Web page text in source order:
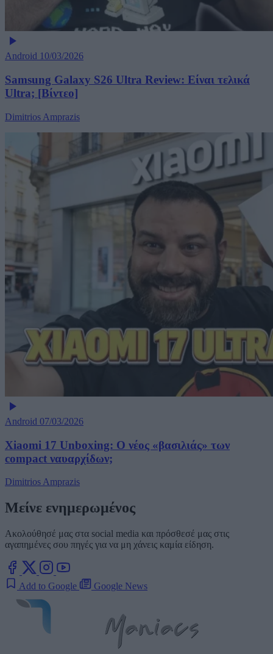
Android 10/03/2026
Samsung Galaxy S26 Ultra Review: Είναι τελικά
Ultra; [Βίντεο]
Dimitrios Amprazis
Android 07/03/2026
Xiaomi 17 Unboxing: Ο νέος «βασιλιάς» των
compact ναυαρχίδων;
Dimitrios Amprazis
Μείνε ενημερωμένος
Ακολούθησέ μας στα social media και πρόσθεσέ μας στις
αγαπημένες σου πηγές για να μη χάνεις καμία είδηση.
Add to Google Google News